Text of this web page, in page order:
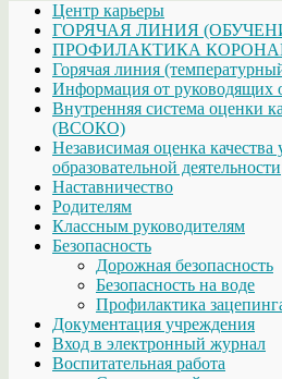
Центр карьеры
ГОРЯЧАЯ ЛИНИЯ
ПРОФИЛАКТИКА
Горячая линия
Информация от руководящих
Внутренняя система оценки
(ВСОКО)
Независимая оценка
образовательной деятельности
Наставничество
Родителям
Классным руководителям
Безопасность
Дорожная безопасность
Безопасность на воде
Профилактика
Документация учреждения
Вход в электронный журнал
Воспитательная работа